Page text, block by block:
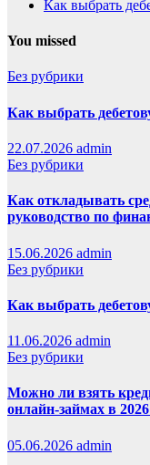
Как выбрать
You missed
Без рубрики
Как выбрать
22.07.2026 admin
Без рубрики
Как откладывать
руководство по
15.06.2026 admin
Без рубрики
Как выбрать
11.06.2026 admin
Без рубрики
Можно ли взять
онлайн-займах в
05.06.2026 admin